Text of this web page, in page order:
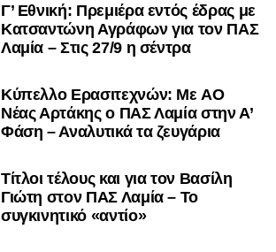
Γ’ Εθνική: Πρεμιέρα εντός έδρας με
Κατσαντώνη Αγράφων για τον ΠΑΣ
Λαμία – Στις 27/9 η σέντρα
Kύπελλο Ερασιτεχνών: Με AO
Nέας Αρτάκης ο ΠΑΣ Λαμία στην Α’
Φάση – Αναλυτικά τα ζευγάρια
Τίτλοι τέλους και για τον Βασίλη
Γιώτη στον ΠΑΣ Λαμία – Το
συγκινητικό «αντίο»